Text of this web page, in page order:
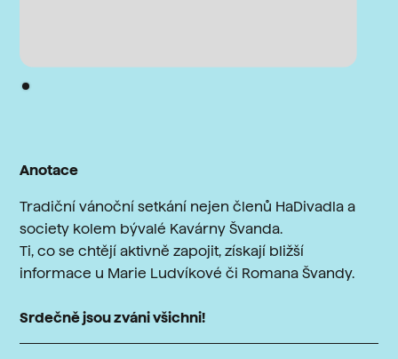
Anotace
Tradiční vánoční setkání nejen členů HaDivadla a
society kolem bývalé Kavárny Švanda.
Ti, co se chtějí aktivně zapojit, získají bližší
informace u Marie Ludvíkové či Romana Švandy.
Srdečně jsou zváni všichni!